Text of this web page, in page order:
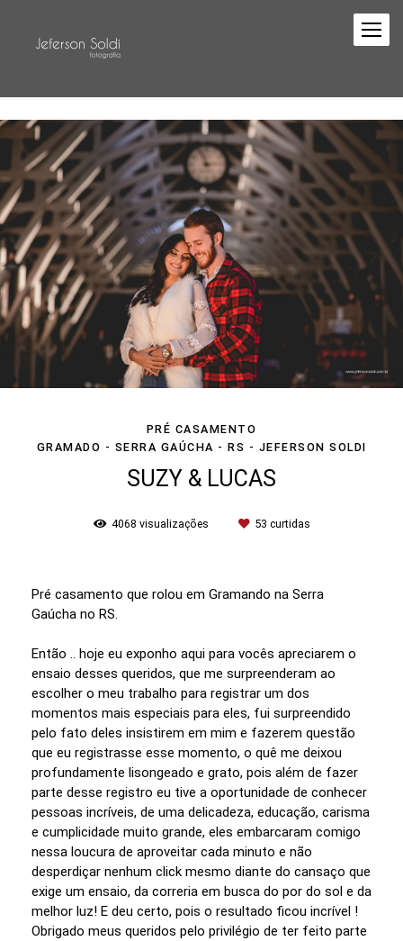
PRÉ CASAMENTO
GRAMADO - SERRA GAÚCHA - RS - JEFERSON SOLDI
SUZY & LUCAS
4068 visualizações 53 curtidas
Pré casamento que rolou em Gramando na Serra
Gaúcha no RS.
Então .. hoje eu exponho aqui para vocês apreciarem o
ensaio desses queridos, que me surpreenderam ao
escolher o meu trabalho para registrar um dos
momentos mais especiais para eles, fui surpreendido
pelo fato deles insistirem em mim e fazerem questão
que eu registrasse esse momento, o quê me deixou
profundamente lisongeado e grato, pois além de fazer
parte desse registro eu tive a oportunidade de conhecer
pessoas incríveis, de uma delicadeza, educação, carisma
e cumplicidade muito grande, eles embarcaram comigo
nessa loucura de aproveitar cada minuto e não
desperdiçar nenhum click mesmo diante do cansaço que
exige um ensaio, da correria em busca do por do sol e da
melhor luz! E deu certo, pois o resultado ficou incrível !
Obrigado meus queridos pelo privilégio de ter feito parte